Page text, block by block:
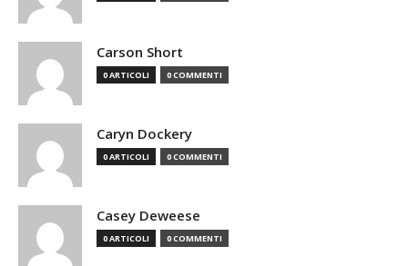
Carson Short
0 ARTICOLI 0 COMMENTI
Caryn Dockery
0 ARTICOLI 0 COMMENTI
Casey Deweese
0 ARTICOLI 0 COMMENTI